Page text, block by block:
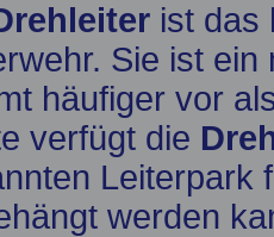
ist das
Sie ist
häufiger vor
verfügt die
Leiterpark
werden